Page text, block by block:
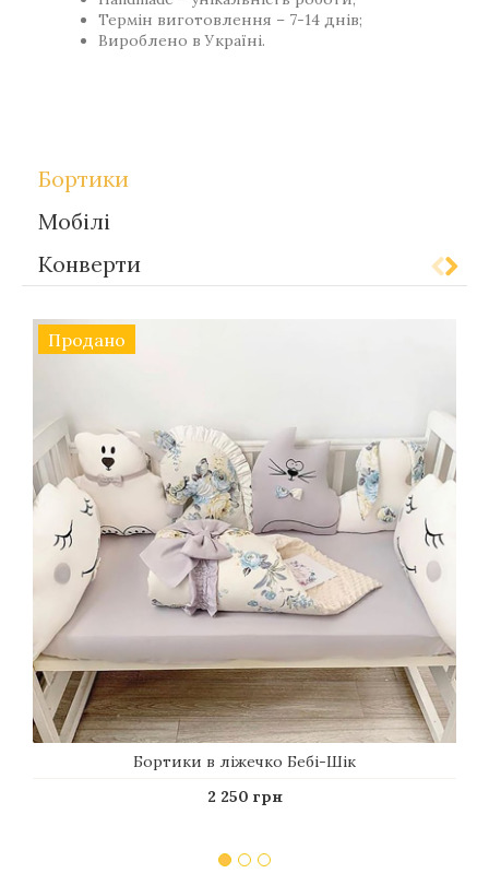
Термін виготовлення – 7-14 днів;
Вироблено в Україні.
Бортики
Мобілі
Конверти
Продано
Бортики в ліжечко Бебі-Шік
2 250 грн